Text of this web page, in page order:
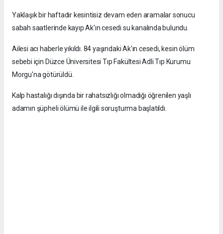
Yaklaşık bir haftadır kesintisiz devam eden aramalar sonucu
sabah saatlerinde kayıp Ak'ın cesedi su kanalında bulundu.
Ailesi acı haberle yıkıldı. 84 yaşındaki Ak'ın cesedi, kesin ölüm
sebebi için Düzce Üniversitesi Tıp Fakültesi Adli Tıp Kurumu
Morgu'na götürüldü.
Kalp hastalığı dışında bir rahatsızlığı olmadığı öğrenilen yaşlı
adamın şüpheli ölümü ile ilgili soruşturma başlatıldı.